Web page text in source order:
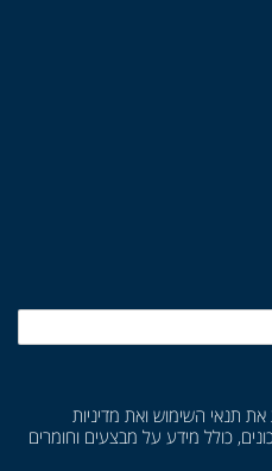
את תנאי השימוש ואת מדיניות
כולל מידע על מבצעים וחומרים